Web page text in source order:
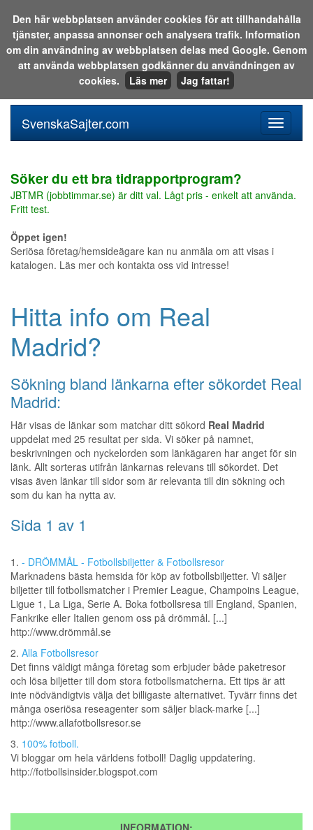
Sök i katalogen eller på webben:
meny
SvenskaSajter.com
Söker du ett bra tidrapportprogram?
JBTMR (jobbtimmar.se) är ditt val. Lågt pris - enkelt att använda.
Fritt test.
Öppet igen!
Seriösa företag/hemsideägare kan nu anmäla om att visas i
katalogen. Läs mer och kontakta oss vid intresse!
Hitta info om Real
Madrid?
Sökning bland länkarna efter sökordet Real
Madrid:
Här visas de länkar som matchar ditt sökord Real Madrid
uppdelat med 25 resultat per sida. Vi söker på namnet,
beskrivningen och nyckelorden som länkägaren har anget för sin
länk. Allt sorteras utifrån länkarnas relevans till sökordet. Det
visas även länkar till sidor som är relevanta till din sökning och
som du kan ha nytta av.
Sida 1 av 1
1. - DRÖMMÅL - Fotbollsbiljetter & Fotbollsresor
Marknadens bästa hemsida för köp av fotbollsbiljetter. Vi säljer
biljetter till fotbollsmatcher i Premier League, Champoins League,
Ligue 1, La Liga, Serie A. Boka fotbollsresa till England, Spanien,
Fankrike eller Italien genom oss på drömmål. [...]
http://www.drömmål.se
2. Alla Fotbollsresor
Det finns väldigt många företag som erbjuder både paketresor
och lösa biljetter till dom stora fotbollsmatcherna. Ett tips är att
inte nödvändigtvis välja det billigaste alternativet. Tyvärr finns det
många oseriösa reseagenter som säljer black-marke [...]
http://www.allafotbollsresor.se
3. 100% fotboll.
Vi bloggar om hela världens fotboll! Daglig uppdatering.
http://fotbollsinsider.blogspot.com
Den här webbplatsen använder cookies för att tillhandahålla
tjänster, anpassa annonser och analysera trafik. Information
om din användning av webbplatsen delas med Google. Genom
att använda webbplatsen godkänner du användningen av
cookies.
Läs mer Jag fattar!